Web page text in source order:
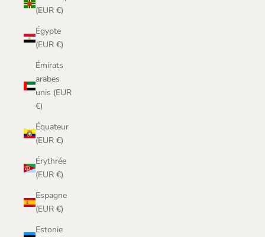
(EUR €)
Égypte
(EUR €)
Émirats
arabes
unis (EUR
€)
Équateur
(EUR €)
Érythrée
(EUR €)
Espagne
(EUR €)
Estonie